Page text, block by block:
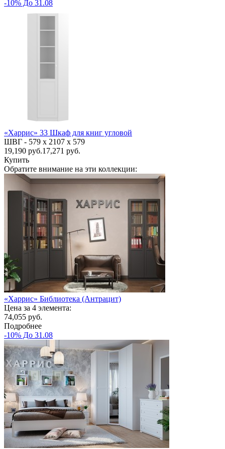
-10% До 31.08
«Харрис» 33 Шкаф для книг угловой
ШВГ - 579 х 2107 х 579
19,190 руб.17,271 руб.
Купить
Обратите внимание на эти коллекции:
«Харрис» Библиотека (Антрацит)
Цена за 4 элемента:
74,055 руб.
Подробнее
-10% До 31.08